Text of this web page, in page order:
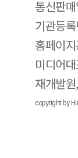
통신판
기관등
홈페이
미디어
재개발
copyright by